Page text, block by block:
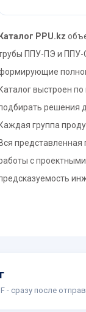
Каталог PPU.kz
ППУ-ПЭ и ППУ-
Каталог выстроен
решения
Каждая группа
Вся представленная
с
- сразу после